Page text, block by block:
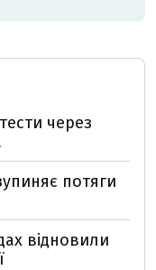
через
потяги
відновили